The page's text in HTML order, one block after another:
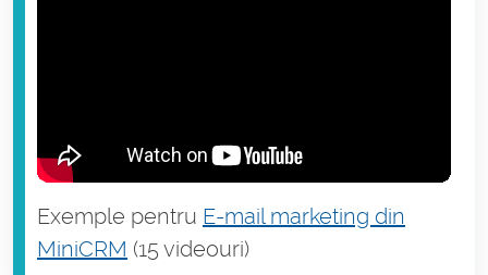
Exemple pentru E-mail marketing din
MiniCRM (15 videouri)